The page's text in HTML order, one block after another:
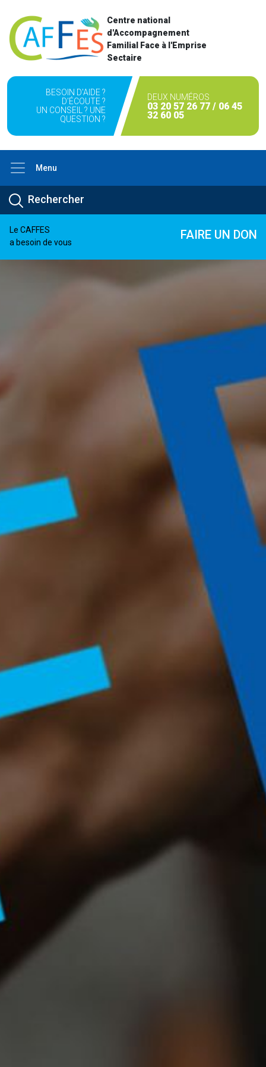
Centre national
d'Accompagnement
Familial Face à l'Emprise
Sectaire
BESOIN D'AIDE ?
D'ÉCOUTE ?
UN CONSEIL ? UNE
QUESTION ?
DEUX NUMÉROS
03 20 57 26 77 / 06 45
32 60 05
Menu
Le CAFFES
a besoin de vous
FAIRE UN DON